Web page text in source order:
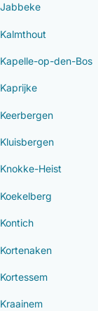
Jabbeke
Kalmthout
Kapelle-op-den-Bos
Kaprijke
Keerbergen
Kluisbergen
Knokke-Heist
Koekelberg
Kontich
Kortenaken
Kortessem
Kraainem